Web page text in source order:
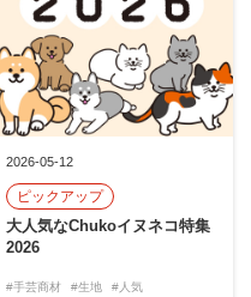
2026-05-12
ピックアップ
大人気なChukoイヌネコ特集
2026
#手芸商材 #生地 #人気